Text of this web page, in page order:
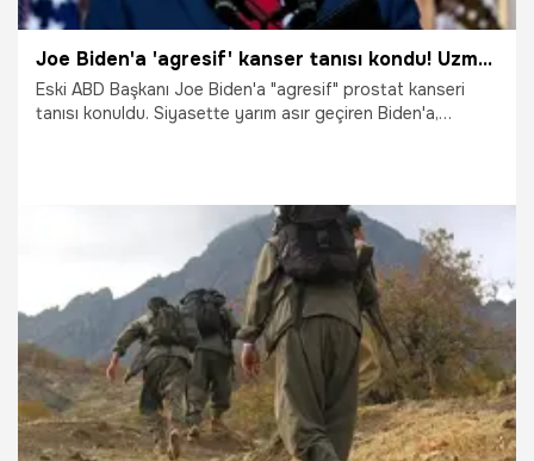
Joe Biden'a 'agresif' kanser tanısı kondu! Uzman isimler arasında büyük tartışma çıktı: Akılalmaz bir durum
Eski ABD Başkanı Joe Biden'a "agresif" prostat kanseri
tanısı konuldu. Siyasette yarım asır geçiren Biden'a,
19.05.2025 Dünya